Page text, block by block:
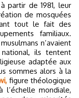
partir de 1981, leur
de mosquées
tout le fait des
familiaux.
n’avaient
ils tentent
adaptée aux
sommes alors à la
figure théologique
l’échelle mondiale,